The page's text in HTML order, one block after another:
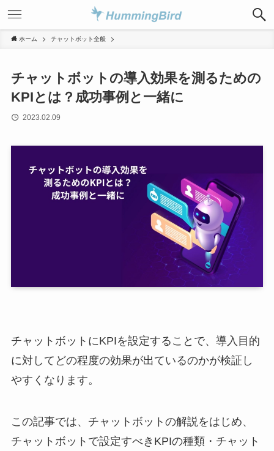
ホーム チャットボット全般
チャットボットの導入効果を測るための
KPIとは？成功事例と一緒に
2023.02.09
チャットボットにKPIを設定することで、導入目的
に対してどの程度の効果が出ているのかが検証し
やすくなります。
この記事では、チャットボットの解説をはじめ、
チャットボットで設定すべき KPIの種類・チャット